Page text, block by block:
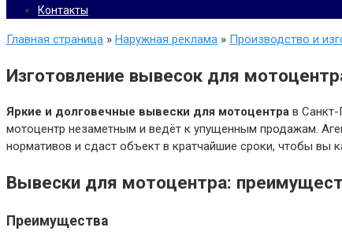
Контакты
Главная страница » Наружная реклама » Производство и
Изготовление вывесок для
Яркие и долговечные вывески для мотоцентра в Санкт-
мотоцентр незаметным и ведёт к упущенным продажам.
нормативов и сдаст объект в кратчайшие сроки, чтобы вы
Вывески для мотоцентра:
Преимущества